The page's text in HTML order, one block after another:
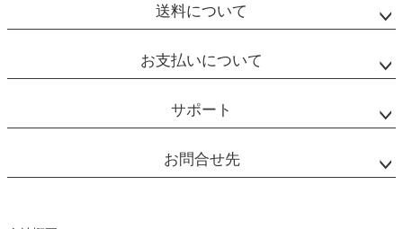
送料について
お支払いについて
サポート
お問合せ先